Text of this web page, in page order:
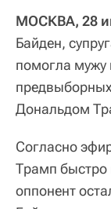
МОСКВА, 28
Байден,
помогла мужу
Дональдом
Согласно
Трамп быстро
оппонент